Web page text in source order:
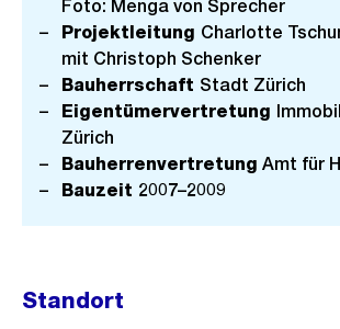
Foto: Menga von Sprecher
Projektleitung Charlotte
mit Christoph Schenker
Bauherrschaft Stadt Zürich
Eigentümervertretung
Zürich
Bauherrenvertretung Amt für
Bauzeit 2007–2009
Standort